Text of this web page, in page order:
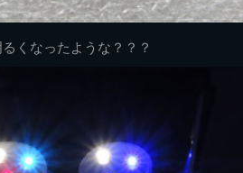
くなったような？？？